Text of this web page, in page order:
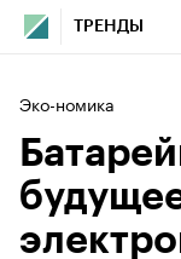
ТРЕНДЫ
Эко-номика